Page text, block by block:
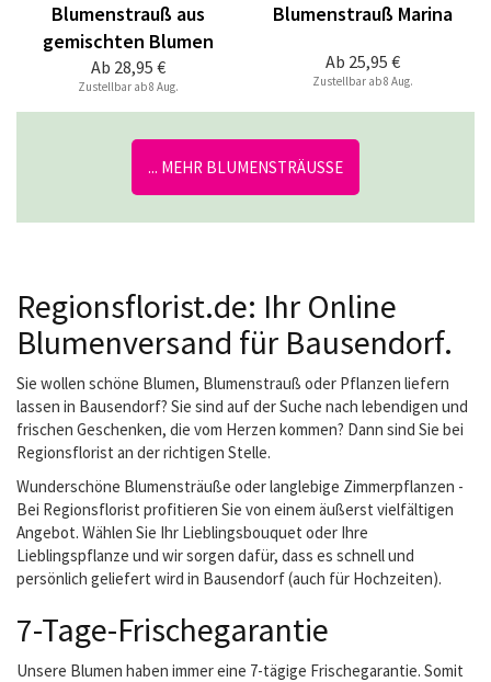
Ab 28,95 €
Blumenstrauß aus
gemischten Blumen
Zustellbar ab 8 Aug.
Ab 25,95 €
Blumenstrauß Marina
Zustellbar ab 8 Aug.
... MEHR BLUMENSTRÄUSSE
Regionsflorist.de: Ihr Online
Blumenversand für Bausendorf.
Sie wollen schöne Blumen, Blumenstrauß oder Pflanzen liefern
lassen in Bausendorf? Sie sind auf der Suche nach lebendigen und
frischen Geschenken, die vom Herzen kommen? Dann sind Sie bei
Regionsflorist an der richtigen Stelle.
Wunderschöne Blumensträuße oder langlebige Zimmerpflanzen -
Bei Regionsflorist profitieren Sie von einem äußerst vielfältigen
Angebot. Wählen Sie Ihr Lieblingsbouquet oder Ihre
Lieblingspflanze und wir sorgen dafür, dass es schnell und
persönlich geliefert wird in Bausendorf (auch für Hochzeiten).
7-Tage-Frischegarantie
Unsere Blumen haben immer eine 7-tägige Frischegarantie. Somit